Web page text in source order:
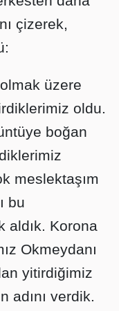
çizerek,
üzere
oldu.
boğan
meslektaşım
bu
aldık. Korona
Okmeydanı
yitirdiğimiz
adını verdik.